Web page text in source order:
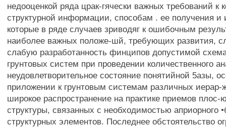
недооценкой ряда црак-гячески важных требований к
структурной информации, способам . ее получения и
которые в ряде случаев зриводяг к ошибочным
наиболее важных положе-шй, требующих развития,
слабую разработанность финципов допустимой
грунтовых систем при проведении количественного
неудовлетворительное состояние понятийной 5азы,
приложении к грунтовым системам различных иерар-
широкое распространение на практике приемов плос-
структуры, связанных с необходимостью априорного
структурных элементов. Последнее обстоятельство